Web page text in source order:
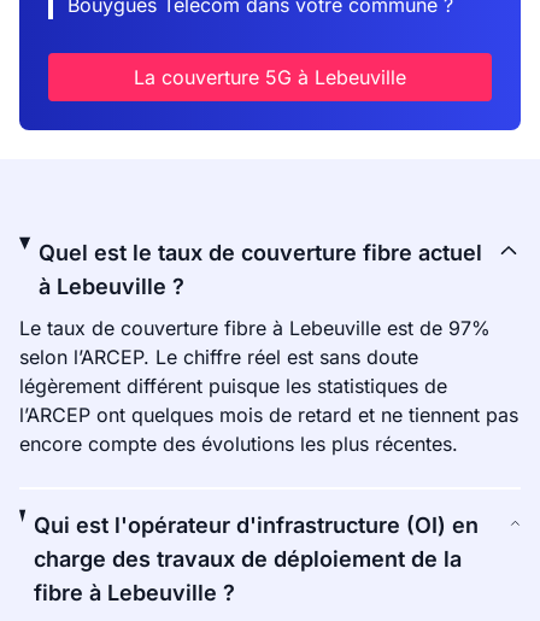
Bouygues Telecom dans votre commune ?
La couverture 5G à Lebeuville
Quel est le taux de couverture fibre actuel
à Lebeuville ?
Le taux de couverture fibre à Lebeuville est de 97%
selon l’ARCEP. Le chiffre réel est sans doute
légèrement différent puisque les statistiques de
l’ARCEP ont quelques mois de retard et ne tiennent pas
encore compte des évolutions les plus récentes.
Qui est l'opérateur d'infrastructure (OI) en
charge des travaux de déploiement de la
fibre à Lebeuville ?